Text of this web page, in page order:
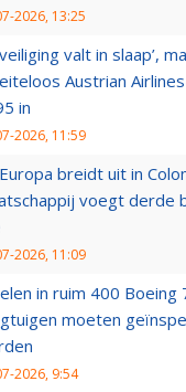
2026, 13:25
valt in slaap’,
Austrian
in
2026, 11:59
breidt uit in
voegt derde
2026, 11:09
in ruim 400 Boeing
moeten
2026, 9:54